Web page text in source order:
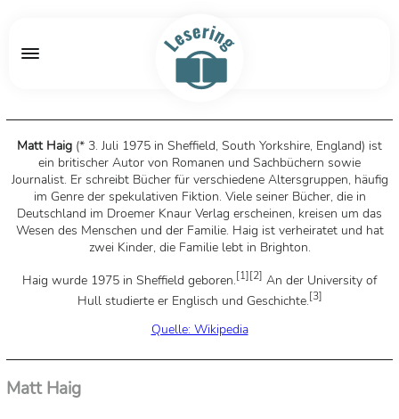
Matt Haig (* 3. Juli 1975 in Sheffield, South Yorkshire, England) ist
ein britischer Autor von Romanen und Sachbüchern sowie
Journalist. Er schreibt Bücher für verschiedene Altersgruppen, häufig
im Genre der spekulativen Fiktion. Viele seiner Bücher, die in
Deutschland im Droemer Knaur Verlag erscheinen, kreisen um das
Wesen des Menschen und der Familie. Haig ist verheiratet und hat
zwei Kinder, die Familie lebt in Brighton.
Haig wurde 1975 in Sheffield geboren.[1][2] An der University of
Hull studierte er Englisch und Geschichte.[3]
Quelle: Wikipedia
Matt Haig